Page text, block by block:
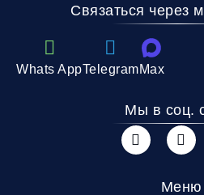
Связаться через
Whats AppTelegramMax
Мы в соц.
Меню